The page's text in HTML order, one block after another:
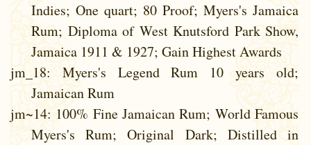
Indies; One quart; 80 Proof; Myers's Jamaica
Rum; Diploma of West Knutsford Park Show,
Jamaica 1911 & 1927; Gain Highest Awards
jm_18: Myers's Legend Rum 10 years old;
Jamaican Rum
jm~14: 100% Fine Jamaican Rum; World Famous
Myers's Rum; Original Dark; Distilled in